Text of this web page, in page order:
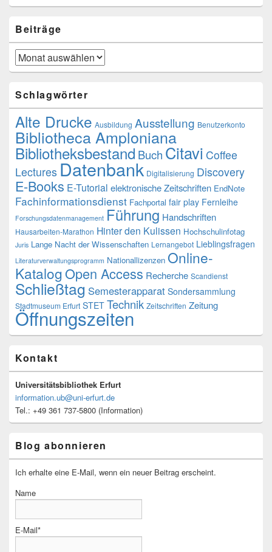
Beiträge
Beiträge
Schlagwörter
Alte Drucke Ausbildung Ausstellung Benutzerkonto
Bibliotheca Amploniana
Bibliotheksbestand Buch Citavi Coffee
Lectures Datenbank Digitalisierung Discovery
E-Books E-Tutorial elektronische Zeitschriften EndNote
Fachinformationsdienst Fachportal fair play Fernleihe
Forschungsdatenmanagement Führung Handschriften
Hausarbeiten-Marathon Hinter den Kulissen Hochschulinfotag
Juris Lange Nacht der Wissenschaften Lernangebot Lieblingsfragen
Literaturverwaltungsprogramm Nationallizenzen Online-
KatalogOpen Access Recherche Scandienst
Schließtag Semesterapparat Sondersammlung
Stadtmuseum Erfurt STET Technik Zeitschriften Zeitung
Öffnungszeiten
Kontakt
Universitätsbibliothek Erfurt
information.ub@uni-erfurt.de
Tel.: +49 361 737-5800 (Information)
Blog abonnieren
Ich erhalte eine E-Mail, wenn ein neuer Beitrag erscheint.
Name
E-Mail*